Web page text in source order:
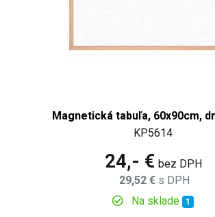
Magnetická tabuľa, 60x90cm,
KP5614
24,- € bez DPH
29,52 € s DPH
Na sklade 1